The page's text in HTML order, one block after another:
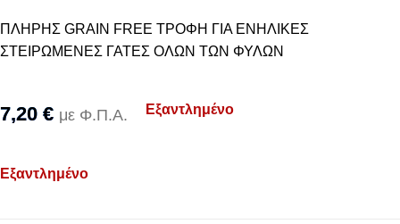
ΠΛΗΡΗΣ GRAIN FREE ΤΡΟΦΗ ΓΙΑ ΕΝΗΛΙΚΕΣ
ΣΤΕΙΡΩΜΕΝΕΣ ΓΑΤΕΣ ΟΛΩΝ ΤΩΝ ΦΥΛΩΝ
7,20 € με Φ.Π.Α. Εξαντλημένο
Εξαντλημένο